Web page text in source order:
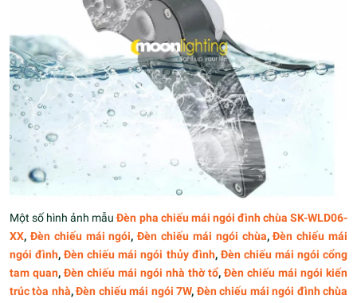
Một số hình ảnh mẫu Đèn pha chiếu mái ngói đình chùa SK-WLD06-
XX, Đèn chiếu mái ngói,Đèn chiếu mái ngói chùa,Đèn chiếu mái
ngói đình,Đèn chiếu mái ngói thủy đình, Đèn chiếu mái ngói cổng
tam quan, Đèn chiếu mái ngói nhà thờ tổ, Đèn chiếu mái ngói kiến
trúc tòa nhà,Đèn chiếu mái ngói 7W, Đèn chiếu mái ngói đình chùa